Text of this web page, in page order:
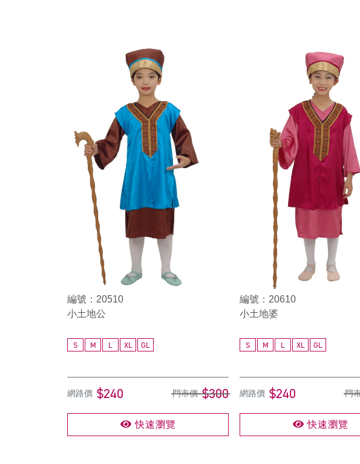
編號：20510
小土地公
S M L XL GL
網路價 $240 門市價 $300
快速瀏覽
編號：20610
小土地婆
S M L XL GL
網路價 $240 門
快速瀏覽